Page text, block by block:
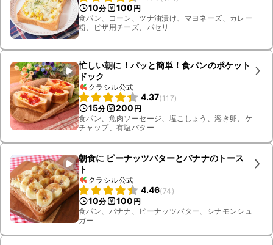
10分 100 円
食パン、コーン、ツナ油漬け、マヨネーズ、カレー
粉、ピザ用チーズ、パセリ
忙しい朝に！パッと簡単！食パンのポケット
ドック
クラシル公式
4.37(117)
15分 200 円
食パン、魚肉ソーセージ、塩こしょう、溶き卵、ケ
チャップ、有塩バター
朝食に ピーナッツバターとバナナのトース
ト
クラシル公式
4.46(74 )
10分 100 円
食パン、バナナ、ピーナッツバター、シナモンシュ
ガー